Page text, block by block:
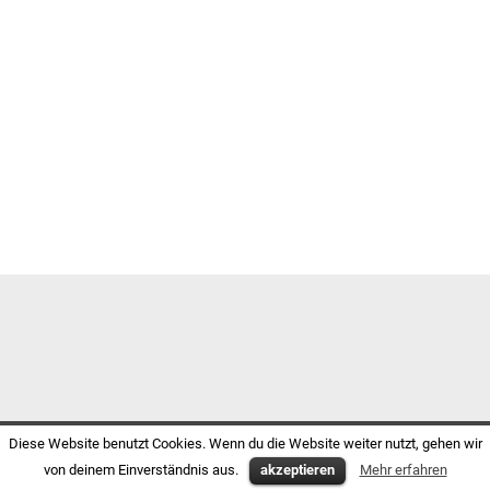
Diese Website benutzt Cookies. Wenn du die Website weiter nutzt, gehen wir
von deinem Einverständnis aus.
akzeptieren Mehr erfahren